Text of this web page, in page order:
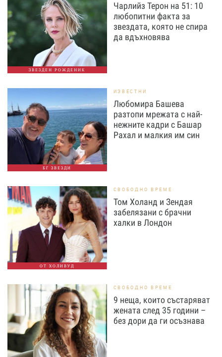
ЗВЕЗДЕН РОЖДЕНИК
Чарлийз Терон на 51: 10
любопитни факта за
звездата, която не спира
да вдъхновява
БГ ЗВЕЗДИ
ИЗВЕСТНИ
Любомира Башева
разтопи мрежата с най-
нежните кадри с Башар
Рахал и малкия им син
ОТ ХОЛИВУД
СВОБОДНО ВРЕМЕ
Том Холанд и Зендая
забелязани с брачни
халки в Лондон
СВОБОДНО ВРЕМЕ
9 неща, които състаряват
жената след 35 години –
без дори да ги осъзнава